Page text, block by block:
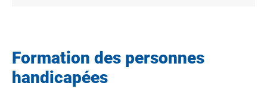
Formation des personnes
handicapées